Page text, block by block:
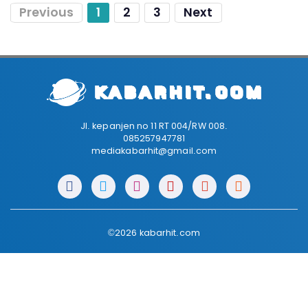
Previous 1 2 3 Next
Jl. kepanjen no 11 RT 004/RW 008.
085257947781
mediakabarhit@gmail.com
©2026 kabarhit.com